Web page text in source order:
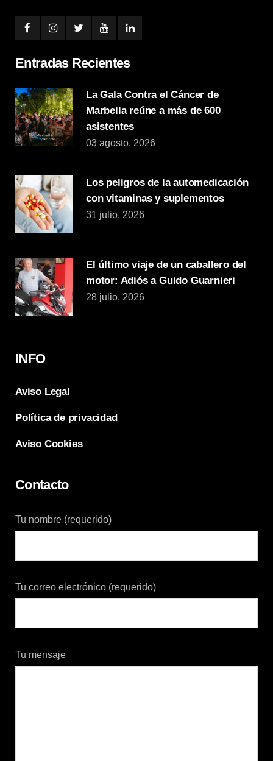
Entradas Recientes
La Gala Contra el Cáncer de
Marbella reúne a más de 600
asistentes
03 agosto, 2026
Los peligros de la automedicación
con vitaminas y suplementos
31 julio, 2026
El último viaje de un caballero del
motor: Adiós a Guido Guarnieri
28 julio, 2026
INFO
Aviso Legal
Política de privacidad
Aviso Cookies
Contacto
Tu nombre (requerido)
Tu correo electrónico (requerido)
Tu mensaje